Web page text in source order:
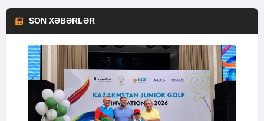
SON XƏBƏRLƏR